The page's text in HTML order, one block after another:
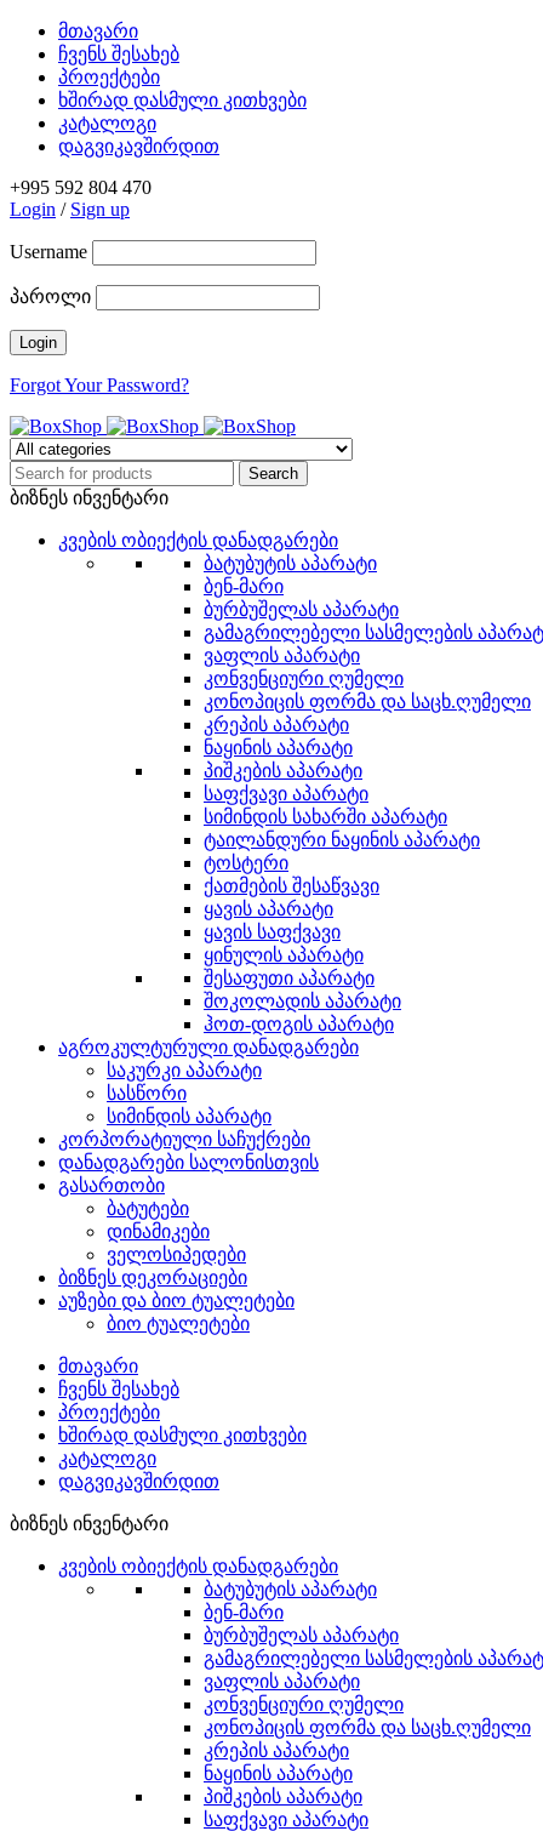
მთავარი
ჩვენს შესახებ
პროექტები
ხშირად დასმული კითხვები
კატალოგი
დაგვიკავშირდით
+995 592 804 470
Login / Sign up
Username
პაროლი
Forgot Your Password?
ბიზნეს ინვენტარი
კვების ობიექტის დანადგარები
ბატუბუტის აპარატი
ბენ-მარი
ბურბუშელას აპარატი
გამაგრილებელი სასმელების
ვაფლის აპარატი
კონვენციური ღუმელი
კონოპიცის ფორმა და საცხ.ღუმელი
კრეპის აპარატი
ნაყინის აპარატი
პიშკების აპარატი
საფქვავი აპარატი
სიმინდის სახარში აპარატი
ტაილანდური ნაყინის აპარატი
ტოსტერი
ქათმების შესაწვავი
ყავის აპარატი
ყავის საფქვავი
ყინულის აპარატი
შესაფუთი აპარატი
შოკოლადის აპარატი
ჰოთ-დოგის აპარატი
აგროკულტურული დანადგარები
საკურკი აპარატი
სასწორი
სიმინდის აპარატი
კორპორატიული საჩუქრები
დანადგარები სალონისთვის
გასართობი
ბატუტები
დინამიკები
ველოსიპედები
ბიზნეს დეკორაციები
აუზები და ბიო ტუალეტები
ბიო ტუალეტები
მთავარი
ჩვენს შესახებ
პროექტები
ხშირად დასმული კითხვები
კატალოგი
დაგვიკავშირდით
ბიზნეს ინვენტარი
კვების ობიექტის დანადგარები
ბატუბუტის აპარატი
ბენ-მარი
ბურბუშელას აპარატი
გამაგრილებელი სასმელების
ვაფლის აპარატი
კონვენციური ღუმელი
კონოპიცის ფორმა და საცხ.ღუმელი
კრეპის აპარატი
ნაყინის აპარატი
პიშკების აპარატი
საფქვავი აპარატი